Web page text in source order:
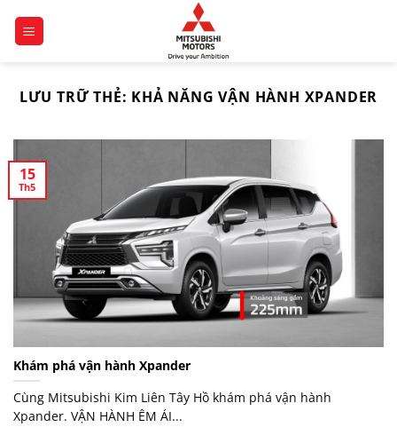
đến
LƯU TRỮ THẺ: KHẢ NĂNG VẬN HÀNH XPANDER
Khám phá vận hành Xpander
Cùng Mitsubishi Kim Liên Tây Hồ khám phá vận hành
Xpander. VẬN HÀNH ÊM ÁI...
15
Th5